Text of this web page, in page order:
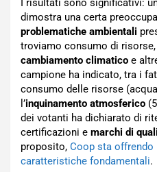
I risultati sono significativi:
dimostra una certa
problematiche ambientali
troviamo consumo di risorse,
cambiamento climatico e
campione ha indicato, tra i
consumo delle risorse
l’inquinamento atmosferico
dei votanti ha dichiarato di
certificazioni e marchi di
proposito, Coop sta
caratteristiche fondamentali.